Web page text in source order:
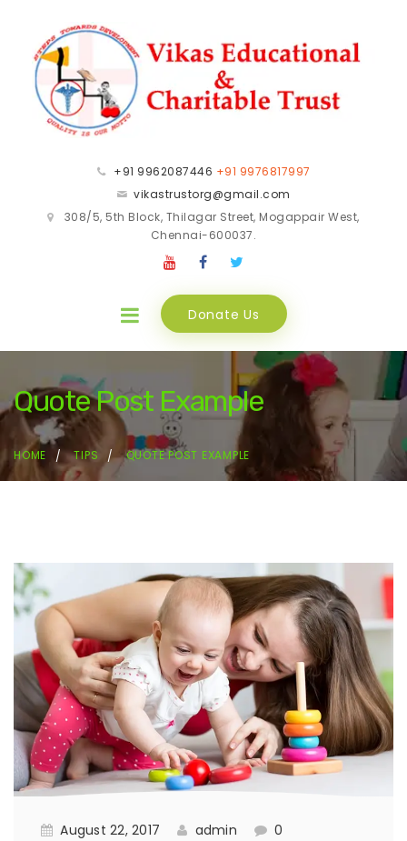
+91 9962087446 +91 9976817997
vikastrustorg@gmail.com
308/5, 5th Block, Thilagar Street, Mogappair West,
Chennai-600037.
Donate Us
Quote Post Example
HOME TIPS QUOTE POST EXAMPLE
August 22, 2017 admin 0